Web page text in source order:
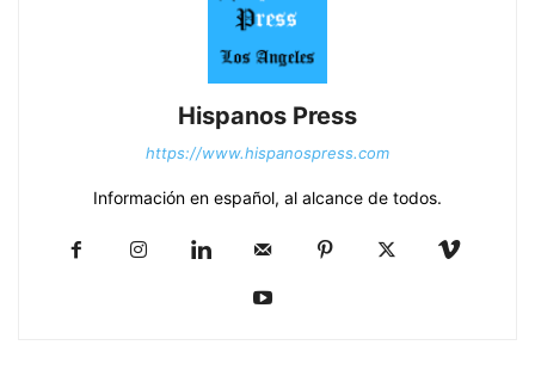
Hispanos Press
https://www.hispanospress.com
Información en español, al alcance de todos.